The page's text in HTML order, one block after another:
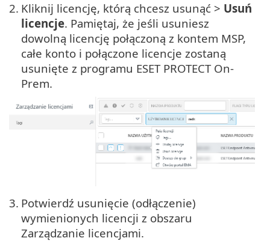
2. Kliknij licencję, którą chcesz usunąć > Usuń
licencje. Pamiętaj, że jeśli usuniesz
dowolną licencję połączoną z kontem MSP,
całe konto i połączone licencje zostaną
usunięte z programu ESET PROTECT On-
Prem.
3. Potwierdź usunięcie (odłączenie)
wymienionych licencji z obszaru
Zarządzanie licencjami.